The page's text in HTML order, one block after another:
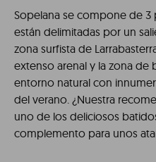
Sopelana se compone de 3
están delimitadas por un
zona surfista de
extenso arenal y la zona de
entorno natural con
del verano. ¿Nuestra
uno de los deliciosos
complemento para unos